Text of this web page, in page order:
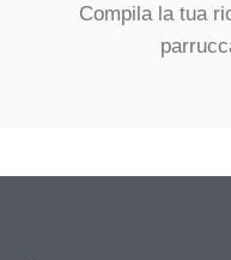
Compila la tua